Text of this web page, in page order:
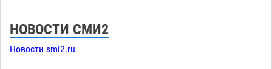
НОВОСТИ СМИ2
Новости smi2.ru